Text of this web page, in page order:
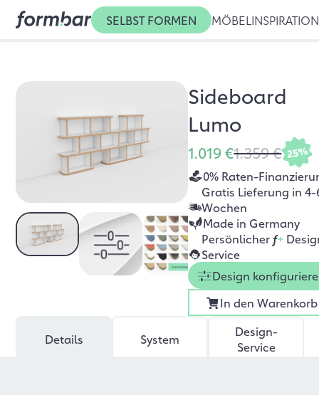
SELBST FORMEN MÖBEL INSPIRATION
Sideboard
Lumo
1.019 €1.359 € 25%
0% Raten-
Gratis Lieferung in 4-
Wochen
Made in Germany
Persönlicher f+
Service
Design
In den Warenkorb
Details System
Design-
Service